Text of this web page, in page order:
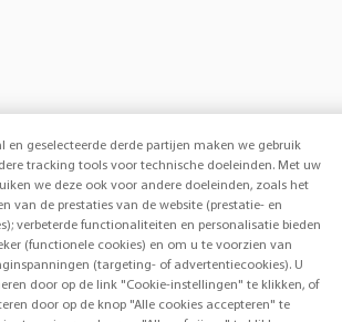
en geselecteerde derde partijen maken we gebruik
tracking tools voor technische doeleinden. Met uw
we deze ook voor andere doeleinden, zoals het
van de prestaties van de website (prestatie- en
verbeterde functionaliteiten en personalisatie bieden
(functionele cookies) en om u te voorzien van
(targeting- of advertentiecookies). U
door op de link "Cookie-instellingen" te klikken, of
door op de knop "Alle cookies accepteren" te